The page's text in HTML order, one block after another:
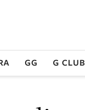
GG G CLUB